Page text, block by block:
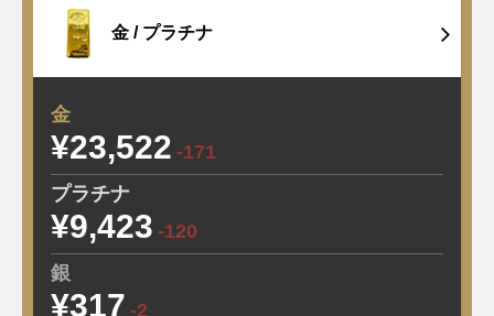
金 / プラチナ
金
¥23,522 -171
プラチナ
¥9,423 -120
銀
¥317 -2